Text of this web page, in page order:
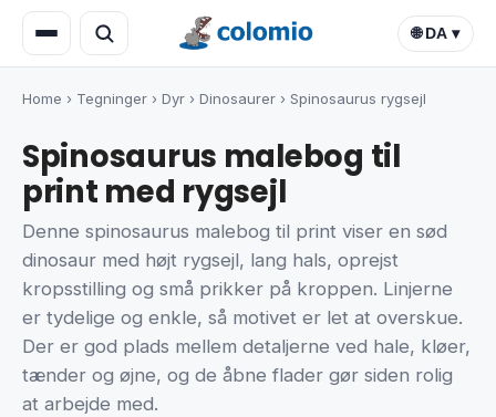
🌐 DA ▾
Home › Tegninger › Dyr › Dinosaurer › Spinosaurus rygsejl
Spinosaurus malebog til
print med rygsejl
Denne spinosaurus malebog til print viser en sød
dinosaur med højt rygsejl, lang hals, oprejst
kropsstilling og små prikker på kroppen. Linjerne
er tydelige og enkle, så motivet er let at overskue.
Der er god plads mellem detaljerne ved hale, kløer,
tænder og øjne, og de åbne flader gør siden rolig
at arbejde med.